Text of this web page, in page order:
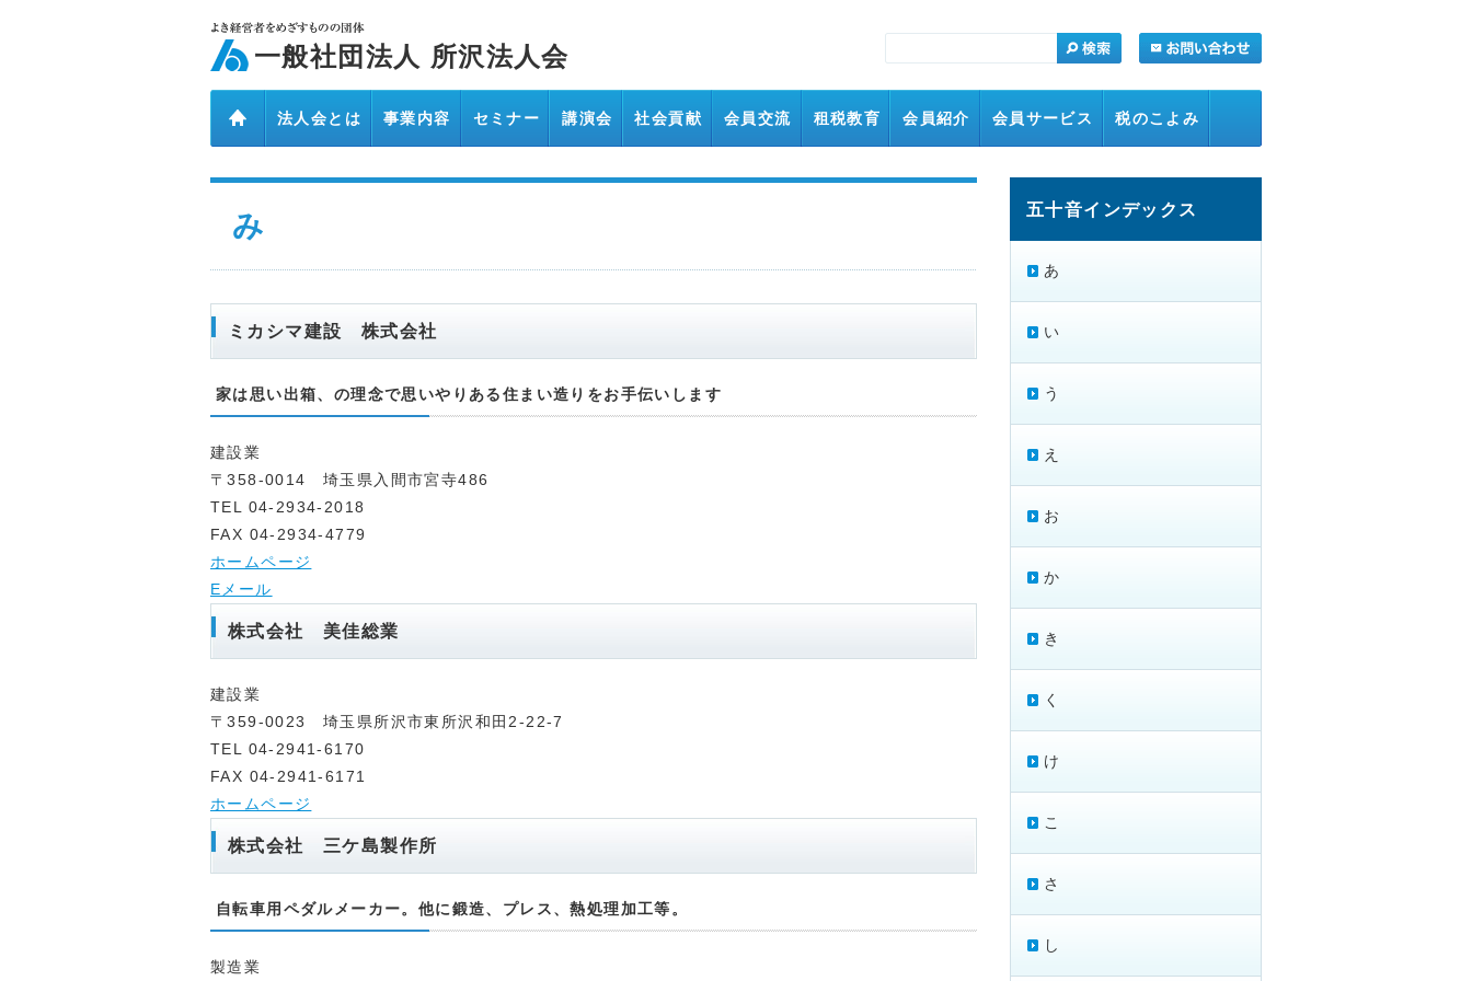
一般社団法人 所沢法人会
法人会とは 事業内容 セミナー 講演会 社会貢献 会員交流 租税教育 会員紹介 会員サービス 税のこよみ
五十音インデックス
み
ミカシマ建設 株式会社
家は思い出箱、の理念で思いやりある住まい造りをお手伝いします
建設業
〒358-0014 埼玉県入間市宮寺486
TEL 04-2934-2018
FAX 04-2934-4779
ホームページ
Eメール
株式会社 美佳総業
建設業
〒359-0023 埼玉県所沢市東所沢和田2-22-7
TEL 04-2941-6170
FAX 04-2941-6171
ホームページ
株式会社 三ケ島製作所
自転車用ペダルメーカー。他に鍛造、プレス、熱処理加工等。
製造業
五十音インデックス
あ
い
う
え
お
か
き
く
け
こ
さ
し